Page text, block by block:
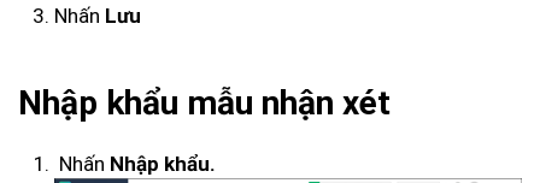
Nhấn Lưu
Nhập khẩu mẫu nhận xét
Nhấn Nhập khẩu.